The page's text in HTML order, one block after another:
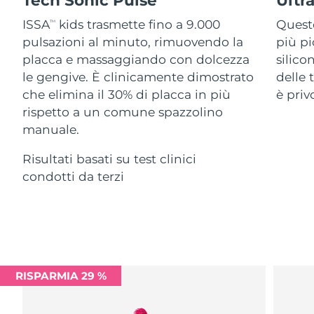
ISSATM
kids trasmette fino a 9.000
pulsazioni al minuto, rimuovendo la
placca e massaggiando con dolcezza
le gengive. È clinicamente dimostrato
che elimina il 30% di placca in più
rispetto a un comune spazzolino
manuale.
Risultati basati su test clinici
condotti da terzi
più
delle
è
RISPARMIA 29 %
For healthy hair
Cosmetici Uomini
Vedi tutto
APP FOREO
Israele
Italia Consegna stimata 8/9/26
Giappone Consegna stimata 8/12/26
Jersey Consegna stimata
Kuwait
Lituania